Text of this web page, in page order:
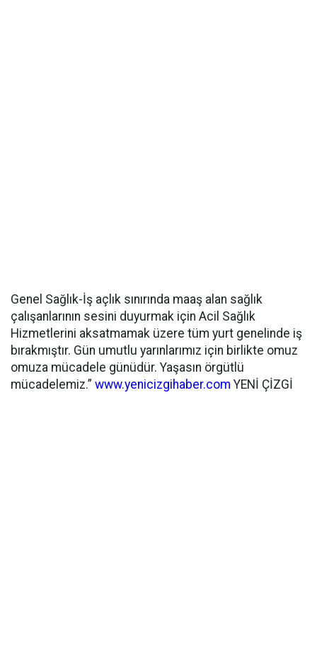
Genel Sağlık-İş açlık sınırında maaş alan sağlık
çalışanlarının sesini duyurmak için Acil Sağlık
Hizmetlerini aksatmamak üzere tüm yurt genelinde iş
bırakmıştır. Gün umutlu yarınlarımız için birlikte omuz
omuza mücadele günüdür. Yaşasın örgütlü
mücadelemiz.” www.yenicizgihaber.com YENİ ÇİZGİ